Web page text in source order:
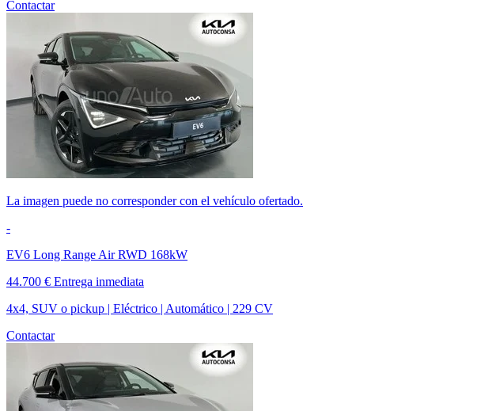
Contactar
La imagen puede no corresponder con el vehículo ofertado.
-
EV6 Long Range Air RWD 168kW
44.700 € Entrega inmediata
4x4, SUV o pickup | Eléctrico | Automático | 229 CV
Contactar